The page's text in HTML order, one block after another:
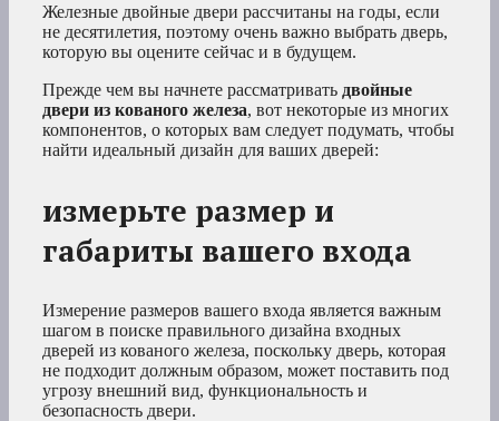
Железные двойные двери рассчитаны на годы, если
не десятилетия, поэтому очень важно выбрать дверь,
которую вы оцените сейчас и в будущем.
Прежде чем вы начнете рассматривать двойные
двери из кованого железа, вот некоторые из многих
компонентов, о которых вам следует подумать, чтобы
найти идеальный дизайн для ваших дверей:
измерьте размер и
габариты вашего входа
Измерение размеров вашего входа является важным
шагом в поиске правильного дизайна входных
дверей из кованого железа, поскольку дверь, которая
не подходит должным образом, может поставить под
угрозу внешний вид, функциональность и
безопасность двери.